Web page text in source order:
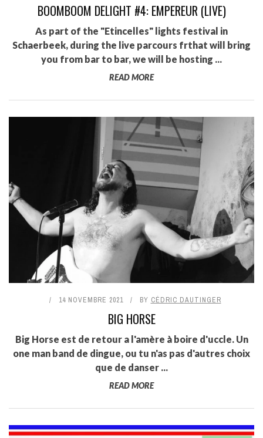
BOOMBOOM DELIGHT #4: EMPEREUR (LIVE)
As part of the "Etincelles" lights festival in
Schaerbeek, during the live parcours frthat will bring
you from bar to bar, we will be hosting ...
READ MORE
14 NOVEMBRE 2021 BY CÉDRIC DAUTINGER
BIG HORSE
Big Horse est de retour a l'amère à boire d'uccle. Un
one man band de dingue, ou tu n'as pas d'autres choix
que de danser ...
READ MORE